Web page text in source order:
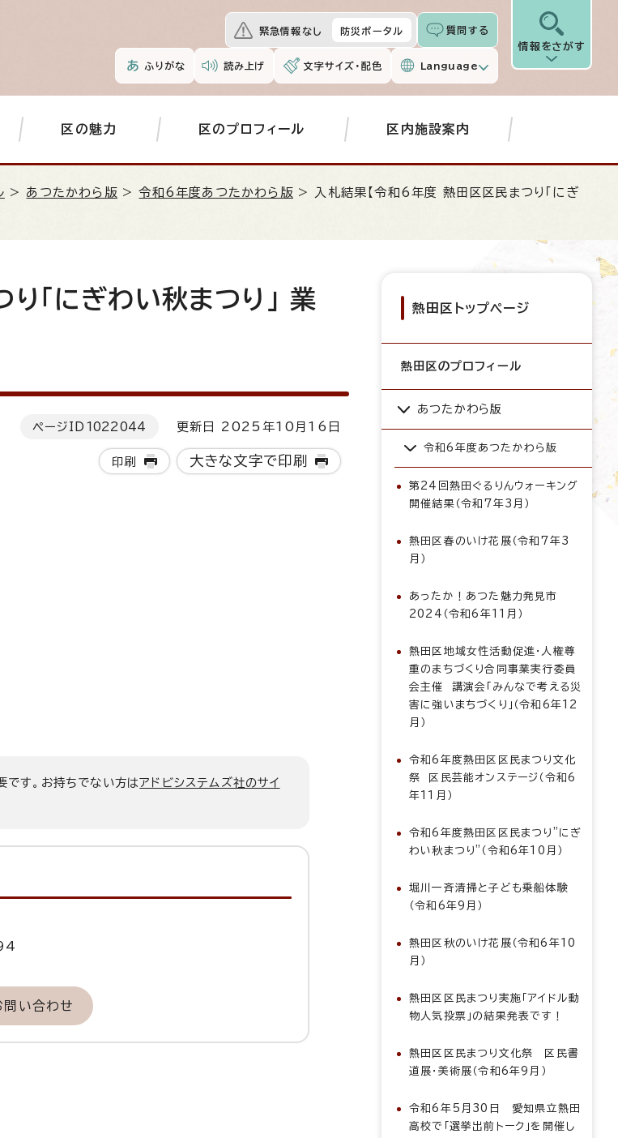
緊急情報なし 防災ポータル 質問する
ふりがな 読み上げ 文字サイズ・配色 Language
情報をさがす
区の魅力 区のプロフィール 区内施設案内
> あつたかわら版 >令和6年度あつたかわら版 > 入札結果【令和6年度 熱田区区民まつり「にぎ
「にぎわい秋まつり」 業
ページID 1022044 更新日 2025年10月16日
印刷 大きな文字で印刷
です。お持ちでない方はアドビシステムズ社のサイ
い合わせ
熱田区トップページ
熱田区のプロフィール
あつたかわら版
令和6年度あつたかわら版
第24回熱田ぐるりんウォーキング
開催結果（令和7年3月）
熱田区春のいけ花展（令和7年3
月）
あったか！あつた魅力発見市
2024（令和6年11月）
熱田区地域女性活動促進・人権尊
重のまちづくり合同事業実行委員
会主催 講演会「みんなで考える災
害に強いまちづくり」（令和6年12
月）
令和6年度熱田区区民まつり文化
祭 区民芸能オンステージ（令和6
年11月）
令和6年度熱田区区民まつり”にぎ
わい秋まつり”（令和6年10月）
堀川一斉清掃と子ども乗船体験
（令和6年9月）
熱田区秋のいけ花展（令和6年10
月）
熱田区区民まつり実施「アイドル動
物人気投票」の結果発表です！
熱田区区民まつり文化祭 区民書
道展・美術展（令和6年9月）
令和6年5月30日 愛知県立熱田
高校で「選挙出前トーク」を開催し